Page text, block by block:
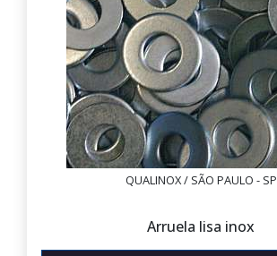
QUALINOX / SÃO PAULO - SP
Arruela lisa inox